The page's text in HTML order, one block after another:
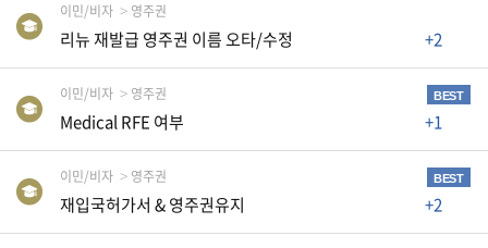
정
부
혜
서
비
전
이민/비자 영주권
리뉴 재발급 영주권 이름 오타/수정 +2
이민/비자 영주권 BEST
Medical RFE 여부 +1
이민/비자 영주권 BEST
재입국허가서 & 영주권유지 +2